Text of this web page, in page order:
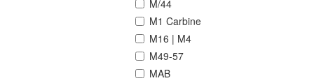
M/44
M1 Carbine
M16 | M4
M49-57
MAB